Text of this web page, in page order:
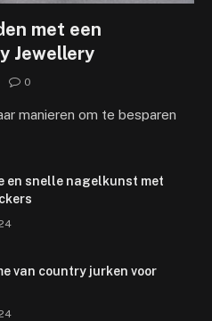
met een
Jewellery
0
manieren om te besparen
en snelle nagelkunst met
van country jurken voor